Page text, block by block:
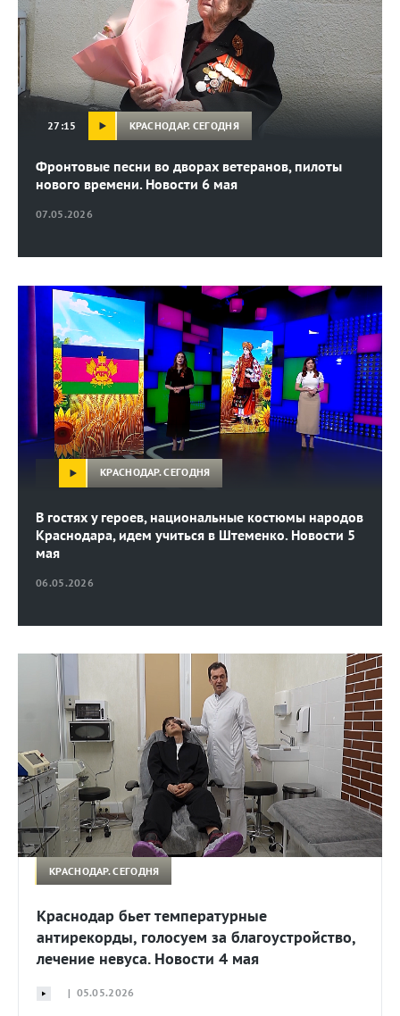
07.05.2026
Фронтовые песни во дворах ветеранов, пилоты
нового времени. Новости 6 мая
27:15 КРАСНОДАР. СЕГОДНЯ
06.05.2026
В гостях у героев, национальные костюмы народов
Краснодара, идем учиться в Штеменко. Новости 5
мая
КРАСНОДАР. СЕГОДНЯ
КРАСНОДАР. СЕГОДНЯ
Краснодар бьет температурные
антирекорды, голосуем за благоустройство,
лечение невуса. Новости 4 мая
| 05.05.2026